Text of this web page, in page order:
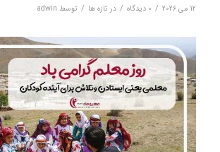
12 می 2026 / 0 دیدگاه‌ / در تازه ها / توسط adwin